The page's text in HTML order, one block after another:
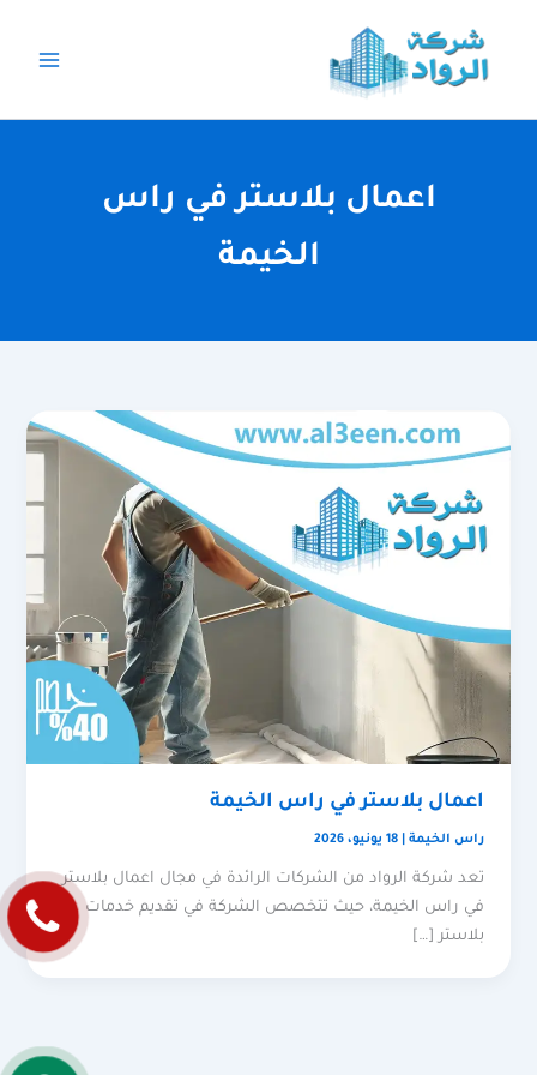
المحتوى
اعمال بلاستر في راس
الخيمة
اعمال بلاستر في راس الخيمة
راس الخيمة |18 يونيو، 2026
تعد شركة الرواد من الشركات الرائدة في مجال اعمال بلاستر
في راس الخيمة، حيث تتخصص الشركة في تقديم خدمات
بلاستر […]